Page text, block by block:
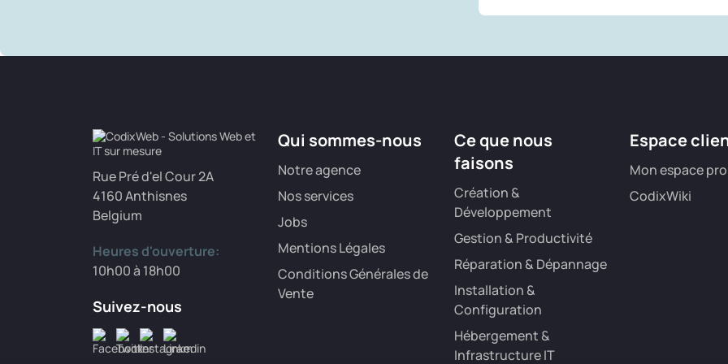
Rue Pré d'el Cour 2A
4160 Anthisnes
Belgium
Heures d'ouverture:
10h00 à 18h00
Suivez-nous
Qui sommes-nous
Notre agence
Nos services
Jobs
Mentions Légales
Conditions Générales de
Vente
Ce que nous
faisons
Création &
Développement
Gestion & Productivité
Réparation & Dépannage
Installation &
Configuration
Hébergement &
Infrastructure IT
Espace
Mon espace pro
CodixWiki